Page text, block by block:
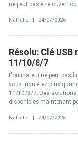
ne peut pas être ouvert
Nathalie | 24/07/2026
Résolu: Clé
11/10/8/7
L'ordinateur ne peut pas
vous inquiétez plus
11/10/8/7. Des solutions
disponibles maintenant
Nathalie | 24/07/2026